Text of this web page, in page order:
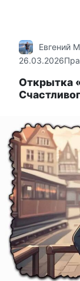
Евгений
26.03.2026
Открытка